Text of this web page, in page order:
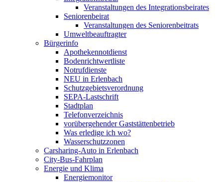
Veranstaltungen des Integrationsbeirates
Seniorenbeirat
Veranstaltungen des Seniorenbeitrats
Umweltbeauftragter
Bürgerinfo
Apothekennotdienst
Bodenrichtwertliste
Notrufdienste
NEU in Erlenbach
Schutzgebietsverordnung
SEPA-Lastschrift
Stadtplan
Telefonverzeichnis
vorübergehender Gaststättenbetrieb
Was erledige ich wo?
Wasserschutzzonen
Carsharing-Auto in Erlenbach
City-Bus-Fahrplan
Energie und Klima
Energiemonitor